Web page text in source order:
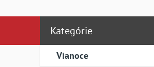
Kategórie
Vianoce